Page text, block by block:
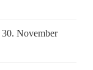
30. November